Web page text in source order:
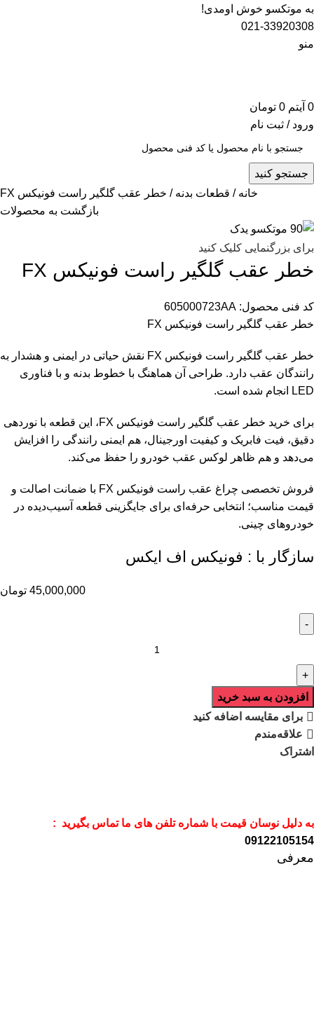
به موتکسو خوش اومدی!
021-33920308
منو
0 آیتم 0 تومان
ورود / ثبت نام
جستجو کنید
خانه قطعات بدنه خطر عقب گلگیر راست فونیکس FX
بازگشت به محصولات
برای بزرگنمایی کلیک کنید
خطر عقب گلگیر راست فونیکس FX
کد فنی محصول: 605000723AA
خطر عقب گلگیر راست فونیکس FX
خطر عقب گلگیر راست فونیکس FX نقش حیاتی در ایمنی و هشدار به
رانندگان عقب دارد. طراحی آن هماهنگ با خطوط بدنه و با فناوری
LED انجام شده است.
برای خرید خطر عقب گلگیر راست فونیکس FX، این قطعه با نوردهی
دقیق، فیت فابریک و کیفیت اورجینال، هم ایمنی رانندگی را افزایش
می‌دهد و هم ظاهر لوکس عقب خودرو را حفظ می‌کند.
فروش تخصصی چراغ عقب راست فونیکس FX با ضمانت اصالت و
قیمت مناسب؛ انتخابی حرفه‌ای برای جایگزینی قطعه آسیب‌دیده در
خودروهای چینی.
سازگار با : فونیکس اف ایکس
45,000,000 تومان
افزودن به سبد خرید
برای مقایسه اضافه کنید
علاقه‌مندم
اشتراک
به دلیل نوسان قیمت با شماره تلفن های ما تماس بگیرید :
09122105154
معرفی